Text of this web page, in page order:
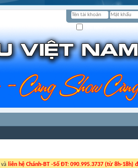
và liên hệ Chánh-BT -Số ĐT: 090.995.3737 (từ 8h-18h)